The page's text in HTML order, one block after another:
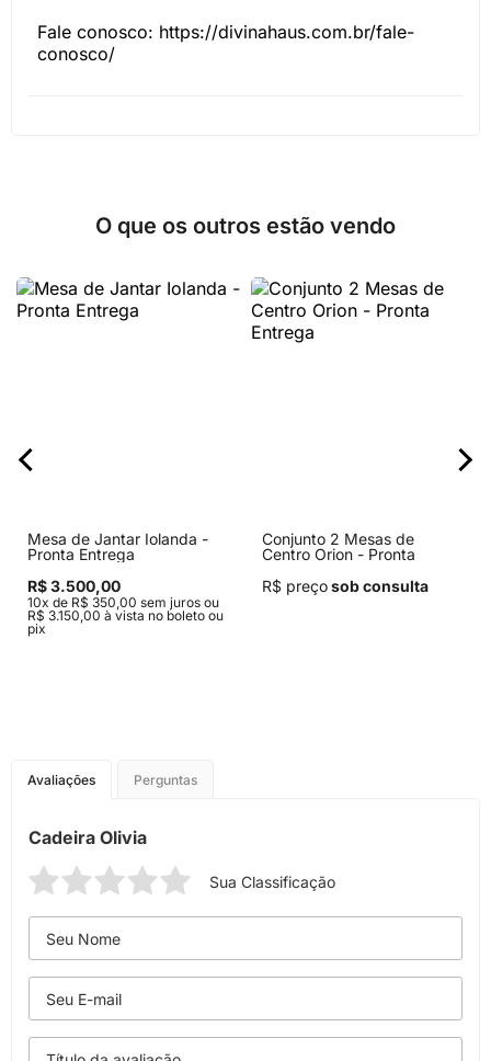
Fale conosco: https://divinahaus.com.br/fale-
conosco/
O que os outros estão vendo
Mesa de Jantar Iolanda -
Pronta Entrega
R$ 3.500,00
10x de R$ 350,00 sem juros ou
R$ 3.150,00 à vista no boleto ou
pix
Conjunto 2 Mesas de
Centro Orion - Pronta
R$ preçosob consulta
Avaliações Perguntas
Cadeira Olivia
Sua Classificação